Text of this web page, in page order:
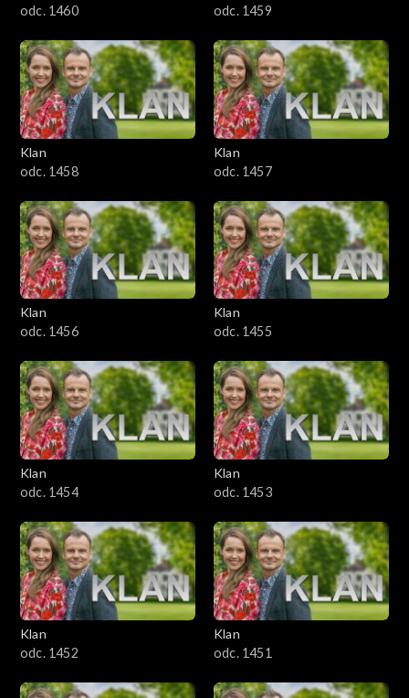
odc. 1460
odc. 1459
Klan
odc. 1458
Klan
odc. 1457
Klan
odc. 1456
Klan
odc. 1455
Klan
odc. 1454
Klan
odc. 1453
Klan
odc. 1452
Klan
odc. 1451